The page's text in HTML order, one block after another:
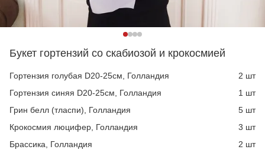
Букет гортензий со скабиозой и крокосмией
Гортензия голубая D20-25см, Голландия
2 шт
Гортензия синяя D20-25см, Голландия
1 шт
Грин белл (тласпи), Голландия
5 шт
Крокосмия люцифер, Голландия
3 шт
Брассика, Голландия
2 шт